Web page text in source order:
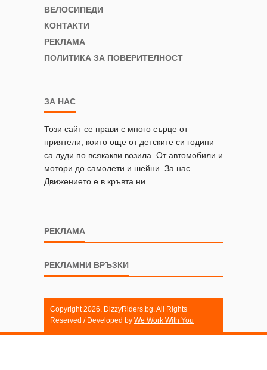
ВЕЛОСИПЕДИ
КОНТАКТИ
РЕКЛАМА
ПОЛИТИКА ЗА ПОВЕРИТЕЛНОСТ
ЗА НАС
Този сайт се прави с много сърце от
приятели, които още от детските си години
са луди по всякакви возила. От автомобили и
мотори до самолети и шейни. За нас
Движението е в кръвта ни.
РЕКЛАМА
РЕКЛАМНИ ВРЪЗКИ
Copyright 2026. DizzyRiders.bg. All Rights
Reserved / Developed by We Work With You